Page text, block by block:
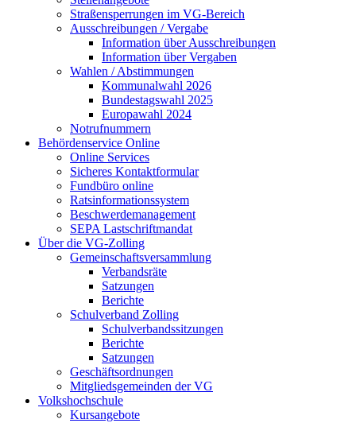
Straßensperrungen im VG-Bereich
Ausschreibungen / Vergabe
Information über Ausschreibungen
Information über Vergaben
Wahlen / Abstimmungen
Kommunalwahl 2026
Bundestagswahl 2025
Europawahl 2024
Notrufnummern
Behördenservice Online
Online Services
Sicheres Kontaktformular
Fundbüro online
Ratsinformationssystem
Beschwerdemanagement
SEPA Lastschriftmandat
Über die VG-Zolling
Gemeinschaftsversammlung
Verbandsräte
Satzungen
Berichte
Schulverband Zolling
Schulverbandssitzungen
Berichte
Satzungen
Geschäftsordnungen
Mitgliedsgemeinden der VG
Volkshochschule
Kursangebote